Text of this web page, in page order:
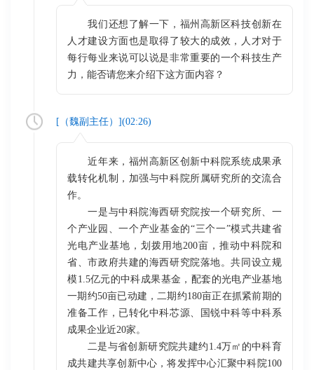
我们还想了解一下，福州高新区科技创新在
人才建设方面也是取得了较大的成效，人才对于
每行每业来说可以说是非常重要的一个科技生产
力，能否请您来介绍下这方面内容？
[（魏副主任）](02:26)
近年来，福州高新区创新中科院系统成果承
载转化机制，加强与中科院所属研究所的交流合
作。
一是与中科院海西研究院按一个研究所、一
个产业园、一个产业基金的“三个一”模式共建省
光电产业基地，划拨用地200亩，推动中科院和
省、市政府共建的海西研究院落地。共同设立规
模1.5亿元的中科成果基金，配套的光电产业基地
一期约50亩已动建，二期约180亩正在抓紧前期的
准备工作，已转化中科芯源、国锐中科等中科系
成果企业近20家。
二是与省创新研究院共建约1.4万㎡的中科育
成共建共享创新中心，将发挥中心汇聚中科院100